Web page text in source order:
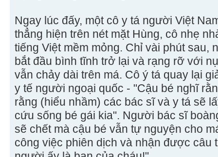
Ngay lúc đấy, một cô y tá người Việt
thẳng hiện trên nét mặt Hùng, cô nhẹ
tiếng Việt mềm mỏng. Chỉ vài phút sau,
bắt đầu bình tĩnh trở lại và rạng rỡ với
vẫn chảy dài trên má. Cô ý tá quay lại
y tế người ngoại quốc - "Cậu bé nghĩ
rằng (hiểu nhầm) các bác sĩ và y tá sẽ
cứu sống bé gái kia". Người bác sĩ
sẽ chết mà cậu bé vẫn tự nguyện cho
công việc phiên dịch và nhận được câu